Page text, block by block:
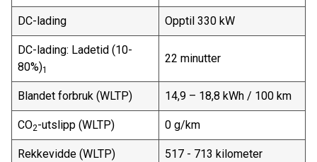
DC-lading Opptil 330 kW
DC-lading: Ladetid (10-
80%)1
22 minutter
Blandet forbruk (WLTP) 14,9 – 18,8 kWh / 100 km
CO2-utslipp (WLTP) 0 g/km
Rekkevidde (WLTP) 517 - 713 kilometer